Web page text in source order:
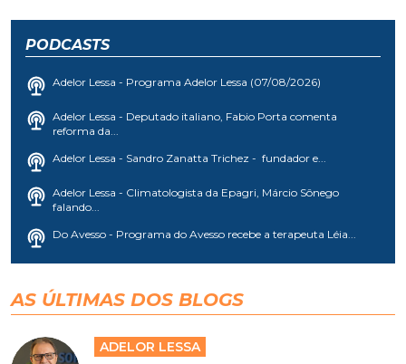
PODCASTS
Adelor Lessa - Programa Adelor Lessa (07/08/2026)
Adelor Lessa - Deputado italiano, Fabio Porta comenta
reforma da...
Adelor Lessa - Sandro Zanatta Trichez - fundador e...
Adelor Lessa - Climatologista da Epagri, Márcio Sônego
falando...
Do Avesso - Programa do Avesso recebe a terapeuta Léia...
AS ÚLTIMAS DOS BLOGS
ADELOR LESSA